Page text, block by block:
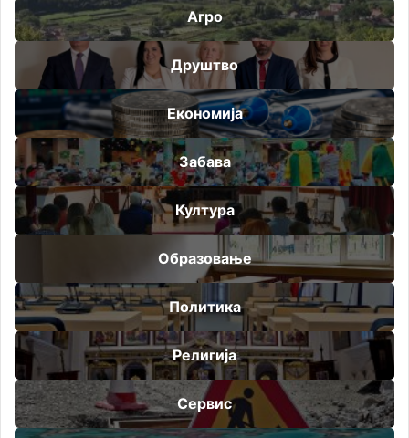
Агро
Друштво
Економија
Забава
Култура
Образовање
Политика
Религија
Сервис